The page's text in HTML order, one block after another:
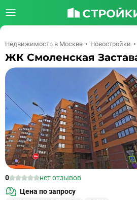
Недвижимость в Москве Новостройки
ЖК Смоленская
0
нет отзывов
Цена по запросу